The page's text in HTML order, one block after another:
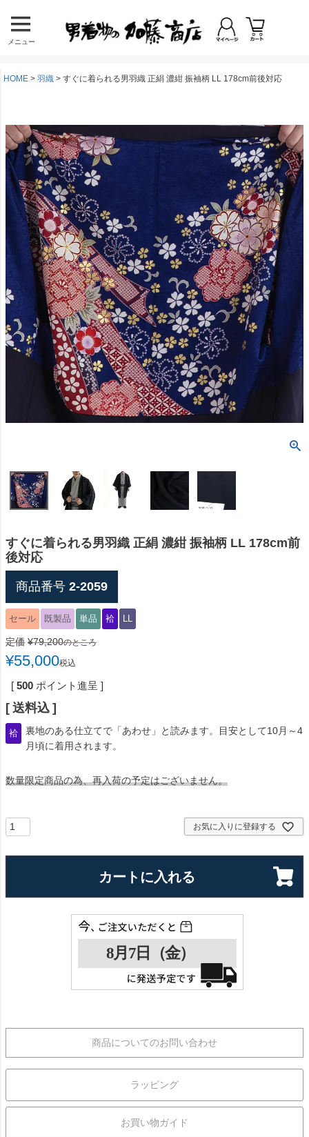
メニュー
HOME 羽織 すぐに着られる男羽織 正絹 濃紺 振袖柄 LL 178cm前後対応
すぐに着られる男羽織 正絹 濃紺 振袖柄 LL 178cm前
後対応
商品番号 2-2059
セール 既製品 単品 袷 LL
定価 ¥79,200のところ
¥55,000税込
[ 500 ポイント進呈 ]
送料込
袷
裏地のある仕立てで「あわせ」と読みます。目安として10月～4
月頃に着用されます。
数量限定商品の為、再入荷の予定はございません。
お気に入りに登録する
カートに入れる
商品についてのお問い合わせ
ラッピング
お買い物ガイド